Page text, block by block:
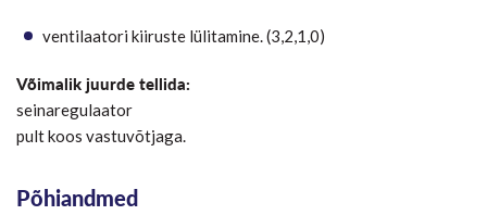
ventilaatori kiiruste lülitamine. (3,2,1,0)
Võimalik juurde tellida:
seinaregulaator
pult koos vastuvõtjaga.
Põhiandmed